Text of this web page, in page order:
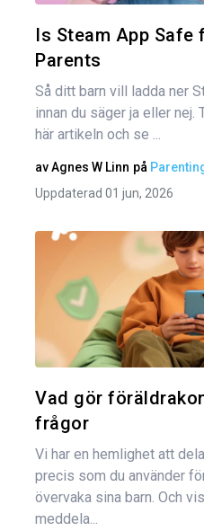
Is Steam App Safe
Parents
Så ditt barn vill ladda ner
innan du säger ja eller nej.
här artikeln och se ...
avAgnes W Linn på
Uppdaterad 01 jun, 2026
Vad gör
frågor
Vi har en hemlighet att
precis som du använder
övervaka sina barn. Och
meddela...